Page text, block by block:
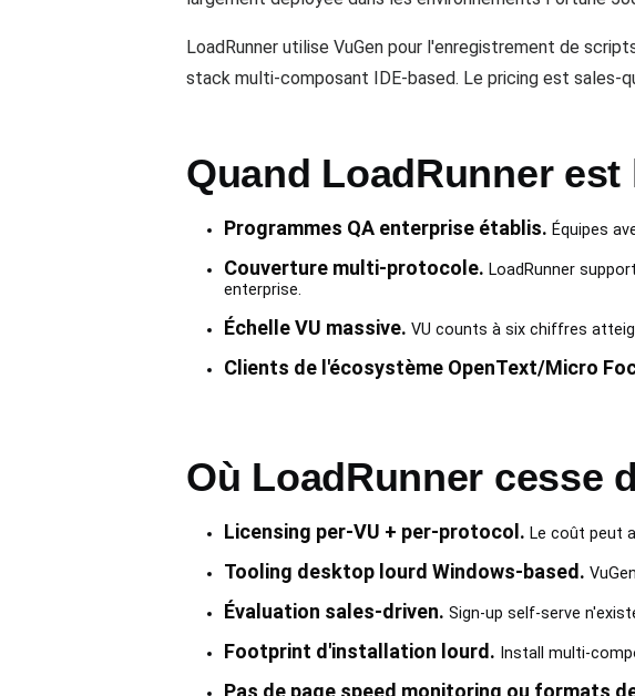
LoadRunner utilise VuGen pour l'enregistrement de
stack multi-composant IDE-based. Le pricing est sales-
Quand LoadRunner
Programmes QA enterprise établis. Équipes
Couverture multi-protocole. LoadRunner
enterprise.
Échelle VU massive. VU counts à six chiffres
Clients de l'écosystème OpenText/Micro
Où LoadRunner cesse
Licensing per-VU + per-protocol. Le coût peut
Tooling desktop lourd Windows-based.
Évaluation sales-driven. Sign-up self-serve
Footprint d'installation lourd. Install multi-
Pas de page speed monitoring ou formats